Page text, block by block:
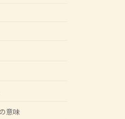
意味